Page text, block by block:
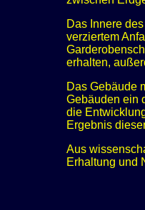
Das Innere
verziertem
erhalten,
Das Gebäude
Gebäuden ein
die
Ergebnis
Aus
Erhaltung und